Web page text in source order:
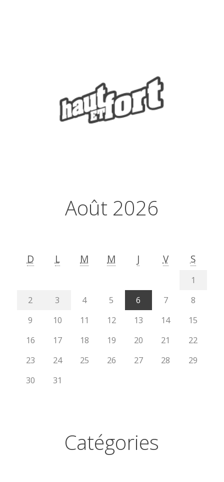
Août 2026
D L M M J V S
1
2
3 4 5 6 7
8
9
10 11 12 13 14
15
16
17 18 19 20 21
22
23
24 25 26 27 28
29
30
31
Catégories